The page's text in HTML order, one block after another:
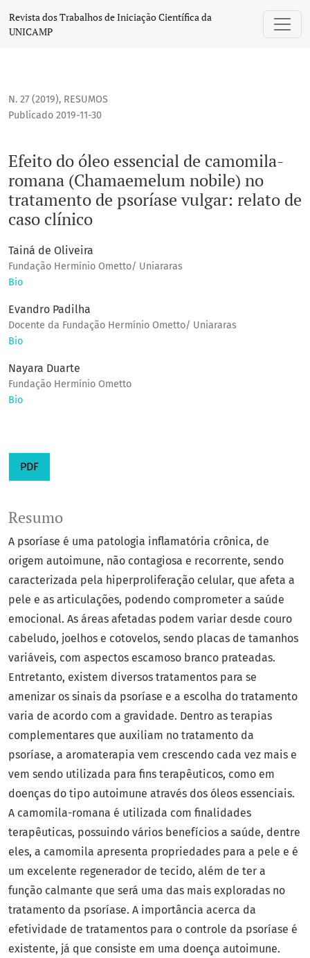
Efeito do óleo essencial de camomila-romana
Revista dos Trabalhos de Iniciação Científica da
UNICAMP
N. 27 (2019), RESUMOS
Efeito do óleo essencial de camomila-
romana (Chamaemelum nobile) no
tratamento de psoríase vulgar: relato de
caso clínico
Publicado 2019-11-30
Tainá de Oliveira
Fundação Hermínio Ometto/ Uniararas
Bio
Evandro Padilha
Docente da Fundação Hermínio Ometto/ Uniararas
Bio
Nayara Duarte
Fundação Hermínio Ometto
Bio
PDF
Resumo
A psoríase é uma patologia inflamatória crônica, de
origem autoimune, não contagiosa e recorrente, sendo
caracterizada pela hiperproliferação celular, que afeta a
pele e as articulações, podendo comprometer a saúde
emocional. As áreas afetadas podem variar desde couro
cabeludo, joelhos e cotovelos, sendo placas de tamanhos
variáveis, com aspectos escamoso branco prateadas.
Entretanto, existem diversos tratamentos para se
amenizar os sinais da psoríase e a escolha do tratamento
varia de acordo com a gravidade. Dentro as terapias
complementares que auxiliam no tratamento da
psoríase, a aromaterapia vem crescendo cada vez mais e
vem sendo utilizada para fins terapêuticos, como em
doenças do tipo autoimune através dos óleos essenciais.
A camomila-romana é utilizada com finalidades
terapêuticas, possuindo vários benefícios a saúde, dentre
eles, a camomila apresenta propriedades para a pele e é
um excelente regenerador de tecido, além de ter a
função calmante que será uma das mais exploradas no
tratamento da psoríase. A importância acerca da
efetividade de tratamentos para o controle da psoríase é
existente, já que consiste em uma doença autoimune.